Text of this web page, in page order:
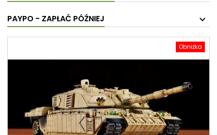
PAYPO - ZAPŁAĆ PÓŹNIEJ
Obniżka